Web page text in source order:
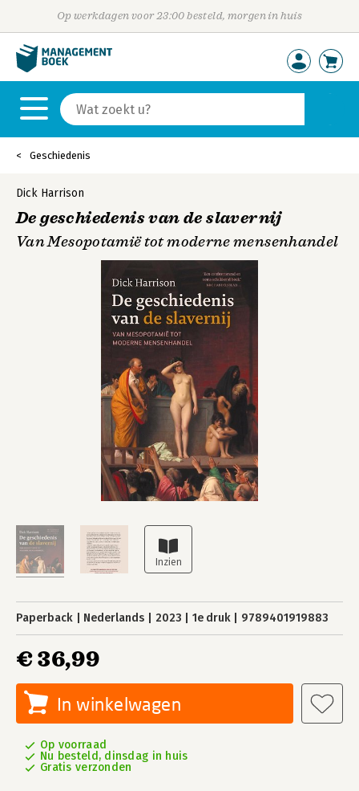
Op werkdagen voor 23:00 besteld, morgen in huis
Geschiedenis
Dick Harrison
De geschiedenis van de slavernij
Van Mesopotamië tot moderne mensenhandel
Paperback Nederlands 2023 1e druk 9789401919883
€ 36,99
In winkelwagen
Op voorraad
Nu besteld, dinsdag in huis
Gratis verzonden